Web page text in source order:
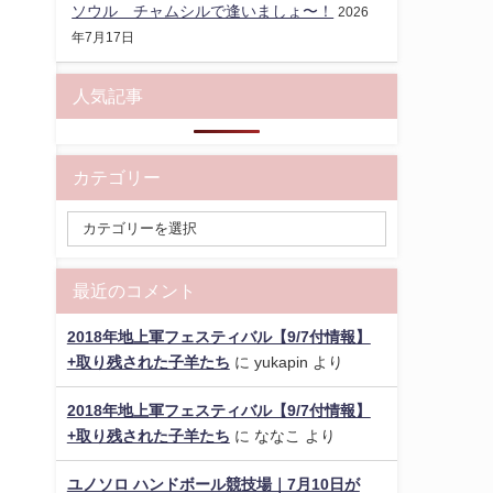
ソウル チャムシルで逢いましょ〜！
2026
年7月17日
人気記事
カテゴリー
最近のコメント
2018年地上軍フェスティバル【9/7付情報】
+取り残された子羊たち に yukapin より
2018年地上軍フェスティバル【9/7付情報】
+取り残された子羊たち に ななこ より
ユノソロ ハンドボール競技場｜7月10日が